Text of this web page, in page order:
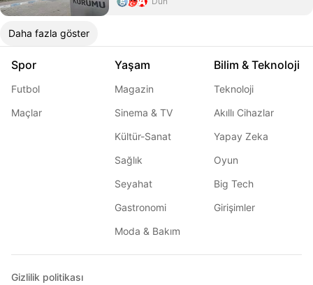
Daha fazla göster
Spor
Futbol
Maçlar
Yaşam
Magazin
Sinema & TV
Kültür-Sanat
Sağlık
Seyahat
Gastronomi
Moda & Bakım
Bilim & Teknoloji
Teknoloji
Akıllı Cihazlar
Yapay Zeka
Oyun
Big Tech
Girişimler
Gizlilik politikası